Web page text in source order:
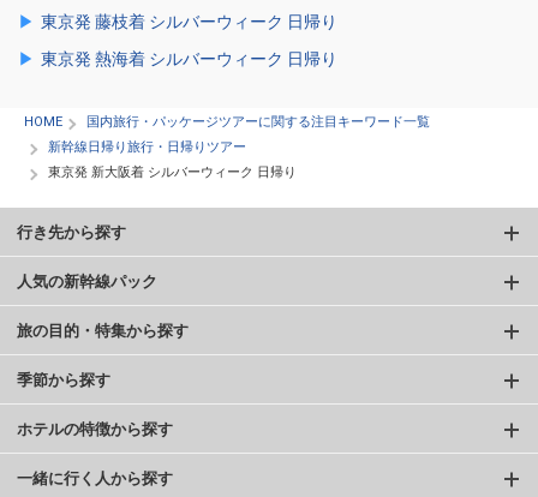
東京発 藤枝着 シルバーウィーク 日帰り
東京発 熱海着 シルバーウィーク 日帰り
HOME
国内旅行・パッケージツアーに関する注目キーワード一覧
新幹線日帰り旅行・日帰りツアー
東京発 新大阪着 シルバーウィーク 日帰り
行き先から探す
人気の新幹線パック
旅の目的・特集から探す
季節から探す
ホテルの特徴から探す
一緒に行く人から探す